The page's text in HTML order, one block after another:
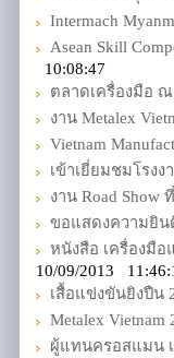
Intermach
Asean Skill
10:08:47
ตลาดเครื่องมือ ณ
งาน Metalex
Vietnam
เข้าเยี่ยมชมโรง
งาน Road Show
ขอแสดงความยิ
หนังสือ เครื่องมื
10/09/2013
เสื้อแข่งขันยิงปืน
Metalex Vietnam
ผู้แทนครอสแมน